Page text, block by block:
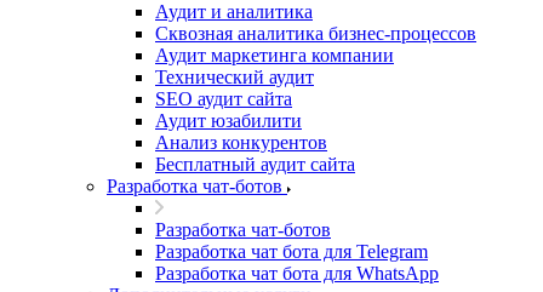
Аудит и аналитика
Сквозная аналитика бизнес-процессов
Аудит маркетинга компании
Технический аудит
SEO аудит сайта
Аудит юзабилити
Анализ конкурентов
Бесплатный аудит сайта
Разработка чат-ботов
Разработка чат-ботов
Разработка чат бота для Telegram
Разработка чат бота для WhatsApp